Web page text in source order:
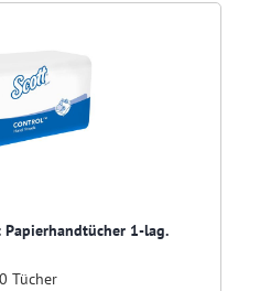
1-lag.
Tücher